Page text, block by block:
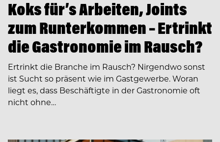
Koks für’s Arbeiten, Joints
zum Runterkommen – Ertrinkt
die Gastronomie im Rausch?
Ertrinkt die Branche im Rausch? Nirgendwo sonst
ist Sucht so präsent wie im Gastgewerbe. Woran
liegt es, dass Beschäftigte in der Gastronomie oft
nicht ohne…